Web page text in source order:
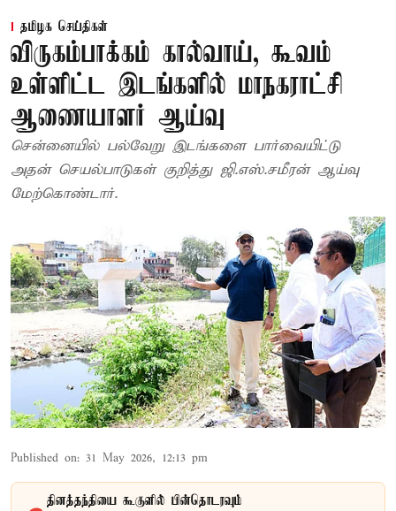
தமிழக செய்திகள்
விருகம்பாக்கம் கால்வாய், கூவம்
உள்ளிட்ட இடங்களில் மாநகராட்சி
ஆணையாளர் ஆய்வு
சென்னையில் பல்வேறு இடங்களை பார்வையிட்டு
அதன் செயல்பாடுகள் குறித்து ஜி.எஸ்.சமீரன் ஆய்வு
மேற்கொண்டார்.
Published on: 31 May 2026, 12:13 pm
தினத்தந்தியை கூகுளில் பின்தொடரவும்